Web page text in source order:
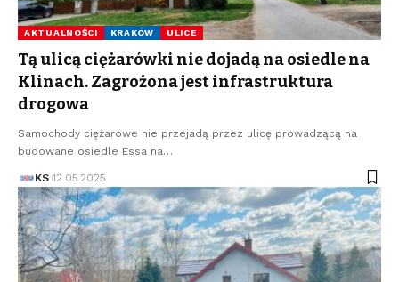
AKTUALNOŚCI KRAKÓW ULICE
Tą ulicą ciężarówki nie dojadą na osiedle na
Klinach. Zagrożona jest infrastruktura
drogowa
Samochody ciężarowe nie przejadą przez ulicę prowadzącą na
budowane osiedle Essa na…
KS 12.05.2025